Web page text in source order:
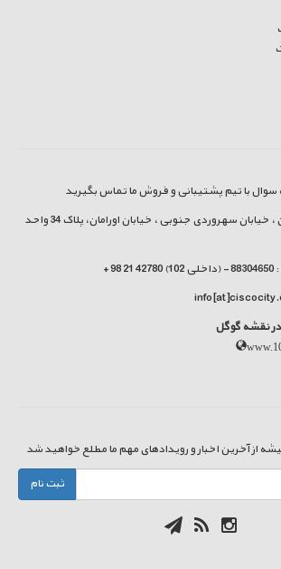
با تیم پشتیبانی و فروش ما تماس بگیرید
آدرس : تهران ، خیابان سهروردی جنوبی ، خیابان اورامان، پلاک 34 واحد
+
نقشه گوگل
از آخرین اخبار و رویدادهای مهم ما مطلع خواهید شد